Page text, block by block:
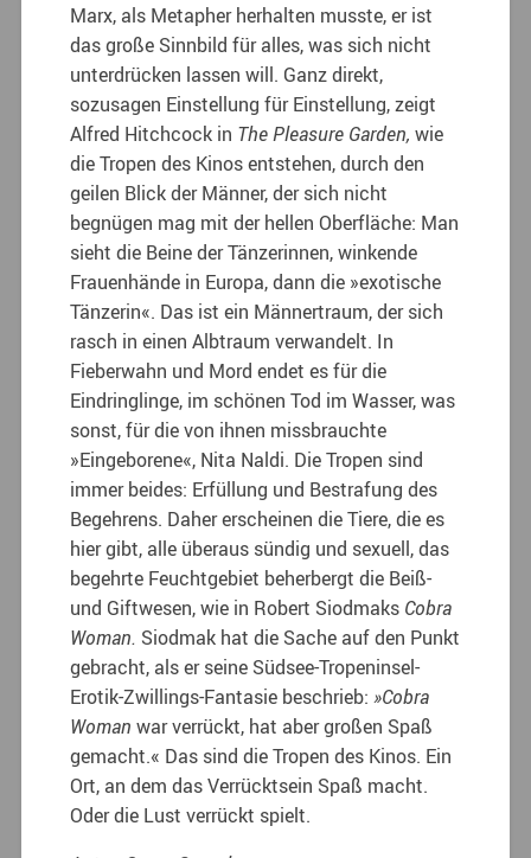
Marx, als Metapher herhalten musste, er ist
das große Sinnbild für alles, was sich nicht
unterdrücken lassen will. Ganz direkt,
sozusagen Einstellung für Einstellung, zeigt
Alfred Hitchcock in The Pleasure Garden, wie
die Tropen des Kinos entstehen, durch den
geilen Blick der Männer, der sich nicht
begnügen mag mit der hellen Oberfläche: Man
sieht die Beine der Tänzerinnen, winkende
Frauenhände in Europa, dann die »exotische
Tänzerin«. Das ist ein Männertraum, der sich
rasch in einen Albtraum verwandelt. In
Fieberwahn und Mord endet es für die
Eindringlinge, im schönen Tod im Wasser, was
sonst, für die von ihnen missbrauchte
»Eingeborene«, Nita Naldi. Die Tropen sind
immer beides: Erfüllung und Bestrafung des
Begehrens. Daher erscheinen die Tiere, die es
hier gibt, alle überaus sündig und sexuell, das
begehrte Feuchtgebiet beherbergt die Beiß-
und Giftwesen, wie in Robert Siodmaks Cobra
Woman. Siodmak hat die Sache auf den Punkt
gebracht, als er seine Südsee-Tropeninsel-
Erotik-Zwillings-Fantasie beschrieb:»Cobra
Woman war verrückt, hat aber großen Spaß
gemacht.« Das sind die Tropen des Kinos. Ein
Ort, an dem das Verrücktsein Spaß macht.
Oder die Lust verrückt spielt.